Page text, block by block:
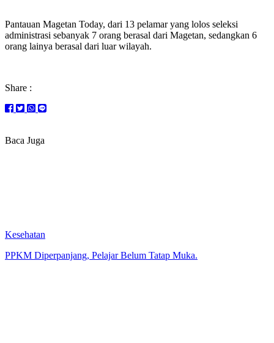
Pantauan Magetan Today, dari 13 pelamar yang lolos seleksi
administrasi sebanyak 7 orang berasal dari Magetan, sedangkan 6
orang lainya berasal dari luar wilayah.
Share :
Baca Juga
Kesehatan
PPKM Diperpanjang, Pelajar Belum Tatap Muka.